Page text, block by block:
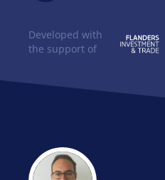
Developed with
the support of